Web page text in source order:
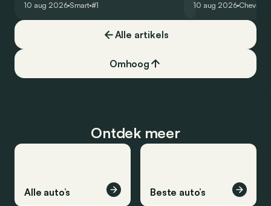
te laden.
10 aug 2026 Smart #1 10 aug 2026 Chevrolet
Alle artikels
Omhoog
Ontdek meer
Alle auto’s Beste auto’s